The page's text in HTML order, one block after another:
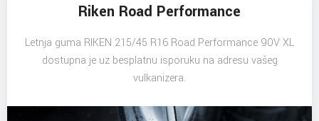
Riken Road Performance
Letnja guma RIKEN 215/45 R16 Road Performance 90V XL
dostupna je uz besplatnu isporuku na adresu vašeg
vulkanizera.